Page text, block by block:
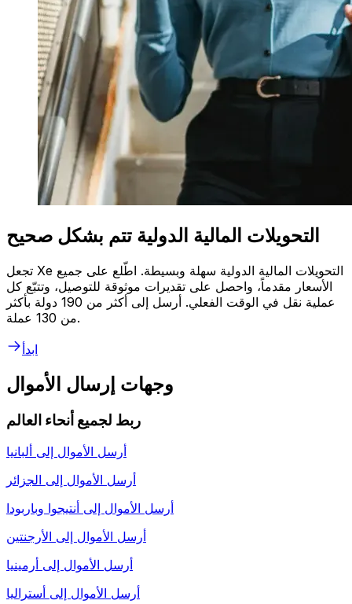
التحويلات المالية الدولية تتم بشكل صحيح
تجعل Xe التحويلات المالية الدولية سهلة وبسيطة. اطّلع على جميع
الأسعار مقدماً، واحصل على تقديرات موثوقة للتوصيل، وتتبّع كل
عملية نقل في الوقت الفعلي. أرسل إلى أكثر من 190 دولة بأكثر
من 130 عملة.
ابدأ
وجهات إرسال الأموال
ربط لجميع أنحاء العالم
أرسل الأموال إلى ألبانيا
أرسل الأموال إلى الجزائر
أرسل الأموال إلى أنتيجوا وباربودا
أرسل الأموال إلى الأرجنتين
أرسل الأموال إلى أرمينيا
أرسل الأموال إلى أستراليا